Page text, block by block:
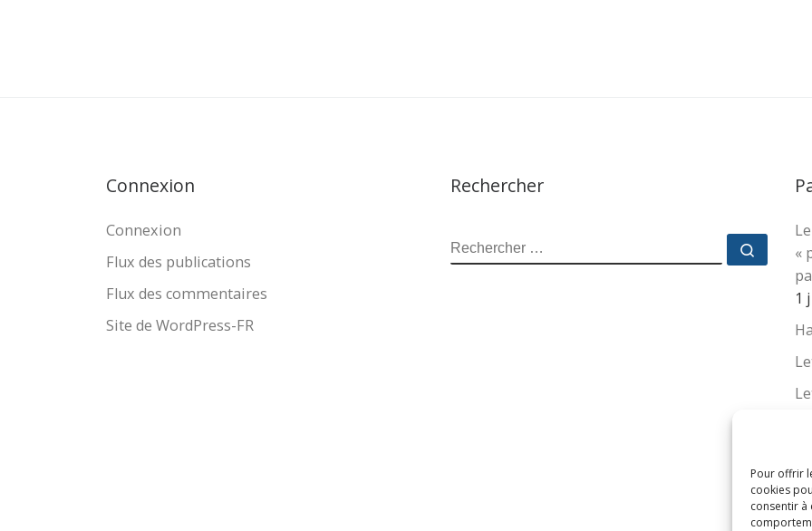
Pour offrir
cookies
consentir à
(suite…)…Lire la suite…
Connexion
Connexion
Flux des publications
Flux des commentaires
Site de WordPress-FR
Rechercher
RECHERCHER
«
1